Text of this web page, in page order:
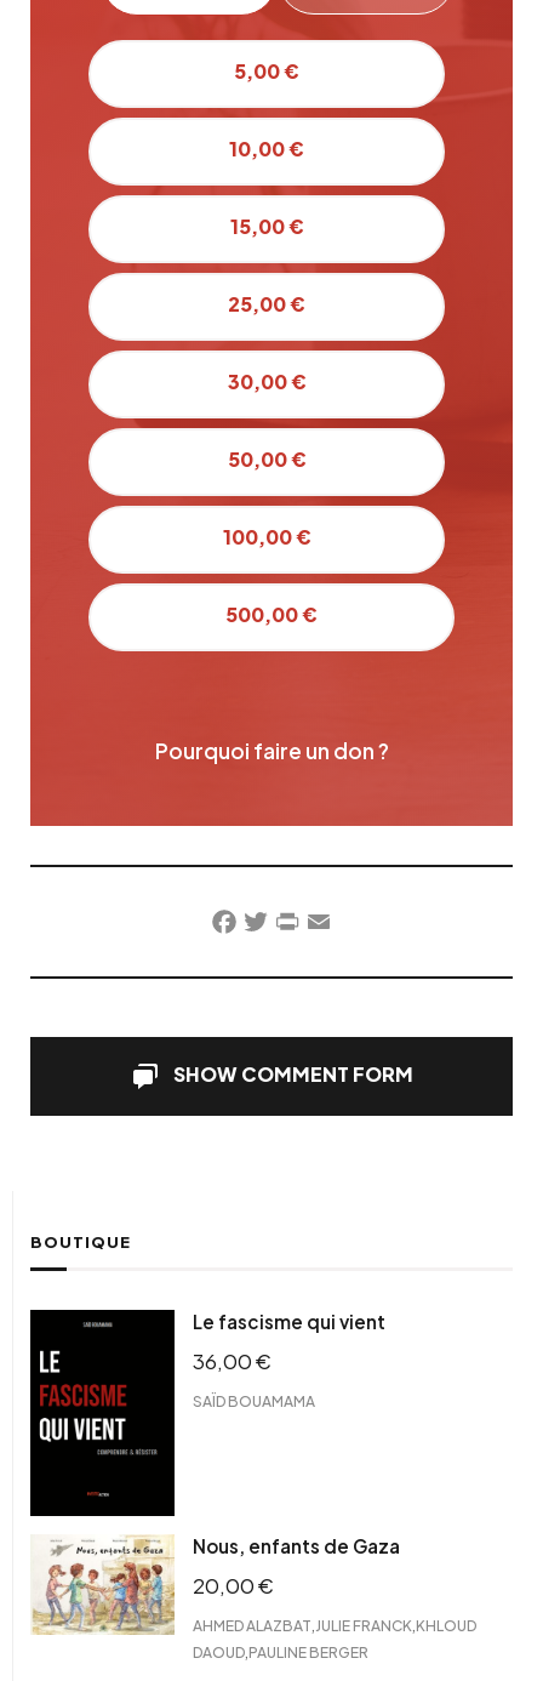
5,00 €
10,00 €
15,00 €
25,00 €
30,00 €
50,00 €
100,00 €
500,00 €
Pourquoi faire un don ?
Facebook
TwitterPrintFriendly
Email
SHOW COMMENT FORM
BOUTIQUE
Le fascisme qui vient
36,00€
SAÏD BOUAMAMA
Nous, enfants de Gaza
20,00€
AHMED ALAZBAT JULIE FRANCK KHLOUD
DAOUD PAULINE BERGER